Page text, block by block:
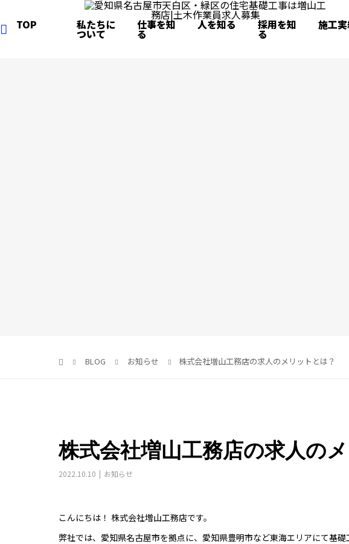
TOP 私たちに
ついて
仕事を知
る
人を知る 採用を知
る
施工
BLOG お知らせ 株式会社増山工務店の求人のメリットとは？
株式会社増山工務店の求人の
2022.10.10 お知らせ
こんにちは！ 株式会社増山工務店です。
弊社では、愛知県名古屋市を拠点に、愛知県豊明市など東海エリアにて基